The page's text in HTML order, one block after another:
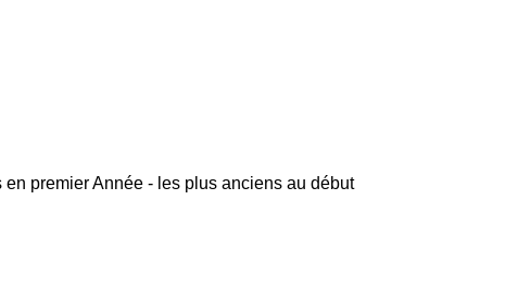
en premierAnnée - les plus anciens au début